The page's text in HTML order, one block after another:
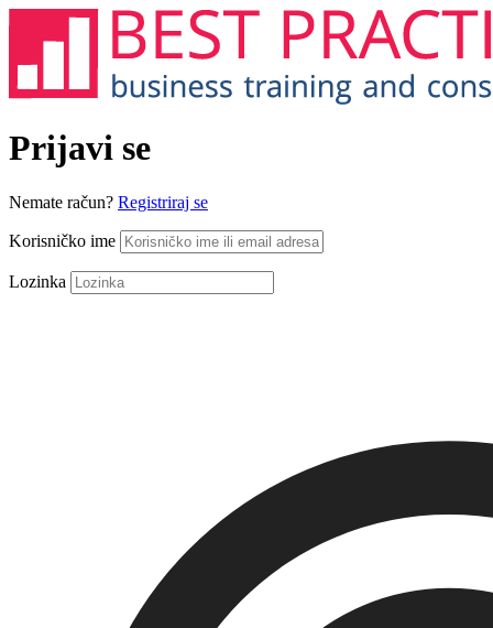
Prijavi se
Nemate račun? Registriraj se
Korisničko ime
Lozinka